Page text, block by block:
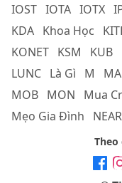
IOST IOTA IOTX
KDA Khoa Học
KONET KSM KUB
LUNC Là Gì M
MOB MON Mua
Mẹo Gia Đình
NEAR
Theo